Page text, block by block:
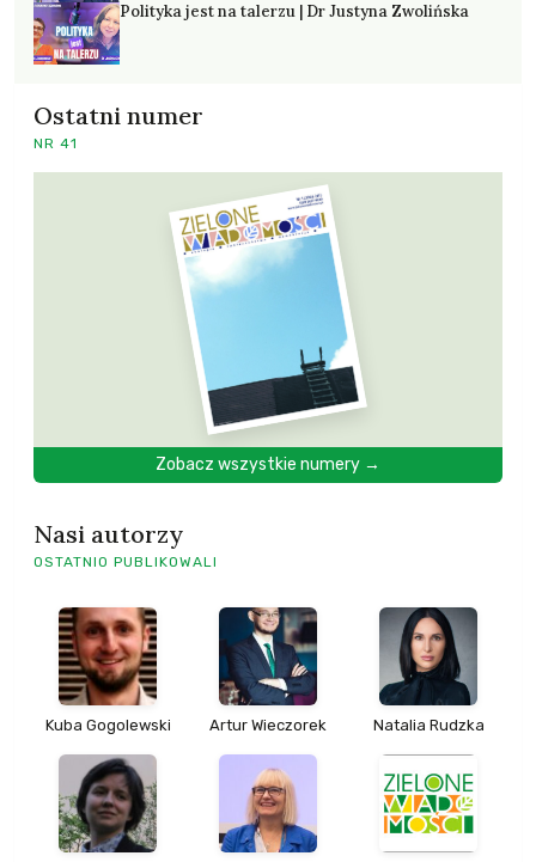
Polityka jest na talerzu | Dr Justyna Zwolińska
Ostatni numer
NR 41
Zobacz wszystkie numery →
Nasi autorzy
OSTATNIO PUBLIKOWALI
Kuba Gogolewski Artur Wieczorek Natalia Rudzka